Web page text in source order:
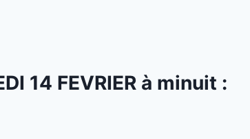
14 FEVRIER à minuit :